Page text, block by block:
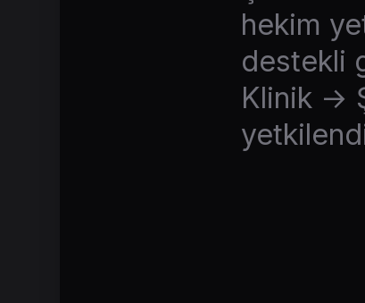
hekim
destekli
Klinik →